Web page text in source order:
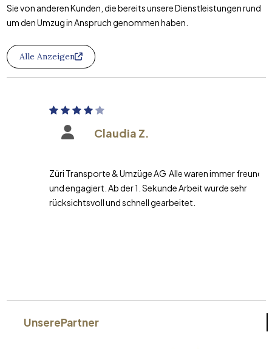
Sie von anderen Kunden, die bereits unsere Dienstleistungen rund
um den Umzug in Anspruch genommen haben.
Alle Anzeigen
Claudia Z.
Züri Transporte & Umzüge AG Alle waren immer freundlich
und engagiert. Ab der 1. Sekunde Arbeit wurde sehr
rücksichtsvoll und schnell gearbeitet.
UnserePartner